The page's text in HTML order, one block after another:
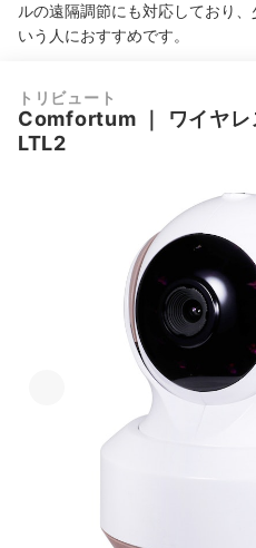
ルの遠隔調節にも対応しており
いう人におすすめです。
トリビュート
Comfortum ワイヤ
LTL2